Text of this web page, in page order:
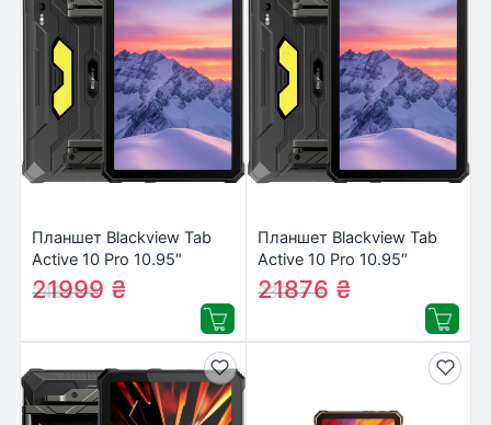
Планшет Blackview Tab
Active 10 Pro 10.95″
12/512GB 5G/LTE Black
(6931548318811)
24625₴
21999 ₴
Планшет Blackview Tab
Active 10 Pro 10.95″
12/256GB 5G/LTE Black
(6931548318798)
23273₴
21876 ₴